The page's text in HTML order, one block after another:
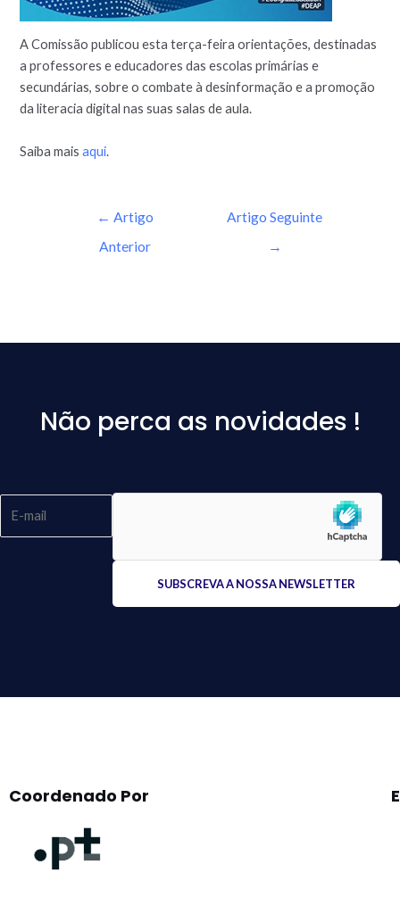
A Comissão publicou esta terça-feira orientações, destinadas
a professores e educadores das escolas primárias e
secundárias, sobre o combate à desinformação e a promoção
da literacia digital nas suas salas de aula.
Saiba mais aqui.
← Artigo
Anterior
Artigo Seguinte
→
Não perca as novidades !
Coordenado Por